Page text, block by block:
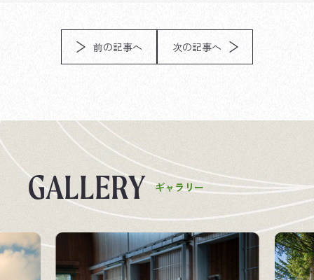
前の記事へ 次の記事へ
GALLERY ギャラリー